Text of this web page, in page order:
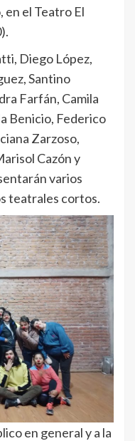
en el Teatro El
Diego López,
Santino
Farfán, Camila
Benicio, Federico
Zarzoso,
Cazón y
varios
teatrales cortos.
en general y a la